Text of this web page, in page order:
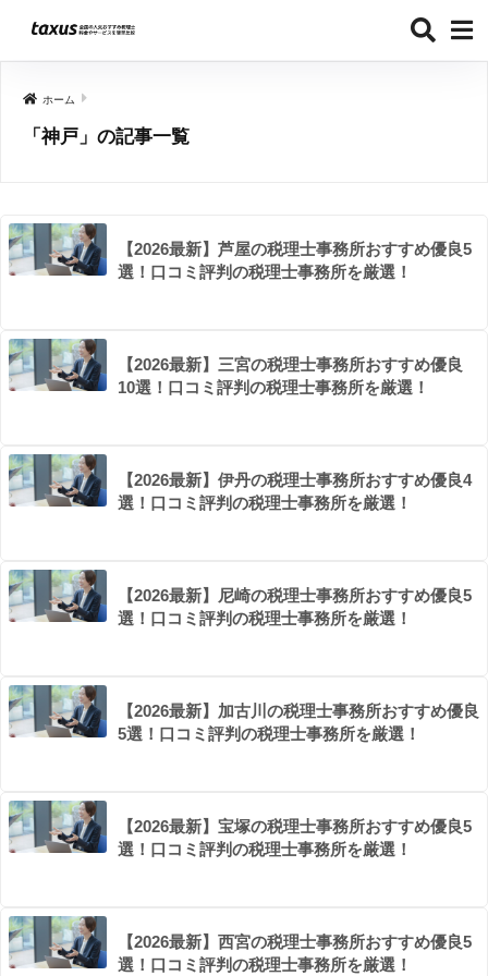
ホーム
「神戸」の記事一覧
【2026最新】芦屋の税理士事務所おすすめ優良5
選！口コミ評判の税理士事務所を厳選！
【2026最新】三宮の税理士事務所おすすめ優良
10選！口コミ評判の税理士事務所を厳選！
【2026最新】伊丹の税理士事務所おすすめ優良4
選！口コミ評判の税理士事務所を厳選！
【2026最新】尼崎の税理士事務所おすすめ優良5
選！口コミ評判の税理士事務所を厳選！
【2026最新】加古川の税理士事務所おすすめ優良
5選！口コミ評判の税理士事務所を厳選！
【2026最新】宝塚の税理士事務所おすすめ優良5
選！口コミ評判の税理士事務所を厳選！
【2026最新】西宮の税理士事務所おすすめ優良5
選！口コミ評判の税理士事務所を厳選！